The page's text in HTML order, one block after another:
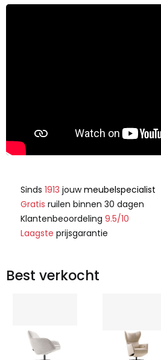
Sinds 1913 jouwmeubelspecialist
Gratis ruilen binnen 30 dagen
Klantenbeoordeling 9.5/10
Laagste prijsgarantie
Best verkocht